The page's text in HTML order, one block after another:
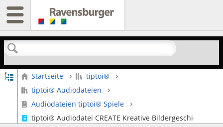
Suchen
Globale Hierarchie auf- und zuklappen
Startseite
tiptoi®
tiptoi® Audiodateien
Audiodateien tiptoi® Spiele
tiptoi® Audiodatei CREATE Kreative Bildergeschichten